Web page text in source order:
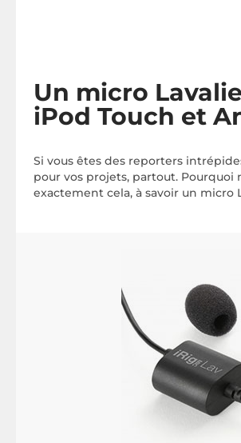
Un micro
iPod Touch et
Si vous êtes des reporters
pour vos projets, partout. Pourquoi
exactement cela, à savoir un